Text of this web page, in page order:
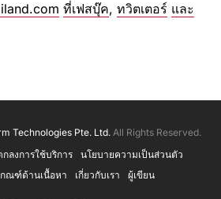
ที่เฟสบุ๊ค, ทวิตเตอร์ และ
Technologies Pte. Ltd.All Rights Reserved.
ลงการใช้บริการ
นโยบายความเป็นส่วนตัว
กณฑ์ด้านเนื้อหา เกี่ยวกับเรา ผู้เขียน